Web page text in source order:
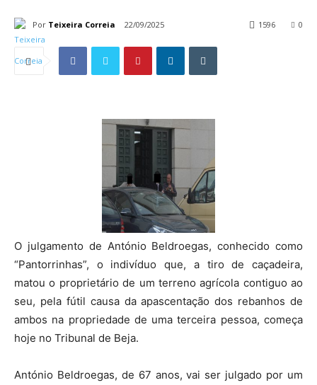
Por Teixeira Correia 22/09/2025 0
1596
O julgamento de António Beldroegas, conhecido como
“Pantorrinhas”, o indivíduo que, a tiro de caçadeira,
matou o proprietário de um terreno agrícola contiguo ao
seu, pela fútil causa da apascentação dos rebanhos de
ambos na propriedade de uma terceira pessoa, começa
hoje no Tribunal de Beja.
António Beldroegas, de 67 anos, vai ser julgado por um